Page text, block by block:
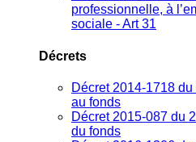
professionnelle, à
sociale - Art 31
Décrets
Décret 2014-1718
au fonds
Décret 2015-087 du
du fonds